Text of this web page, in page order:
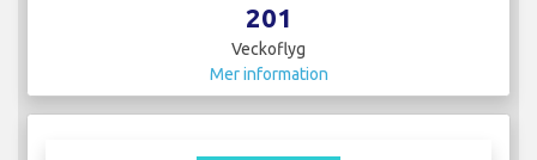
201
Veckoflyg
Mer information